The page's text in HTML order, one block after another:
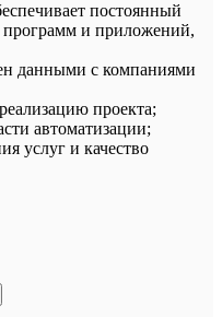
постоянный
и приложений,
данными с компаниями
проекта;
автоматизации;
услуг и качество